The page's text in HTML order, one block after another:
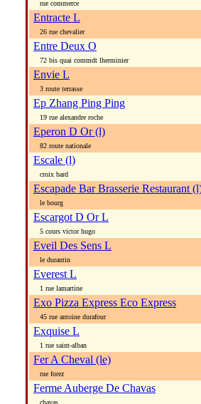
rue commerce
Entracte L
26 rue chevalier
Entre Deux O
72 bis quai commdt lherminier
Envie L
3 route terrasse
Ep Zhang Ping Ping
19 rue alexandre roche
Eperon D Or (l)
82 route nationale
Escale (l)
croix bard
Escapade Bar Brasserie Restaurant
le bourg
Escargot D Or L
5 cours victor hugo
Eveil Des Sens L
le durantin
Everest L
1 rue lamartine
Exo Pizza Express Eco Express
45 rue antoine durafour
Exquise L
1 rue saint-alban
Fer A Cheval (le)
rue forez
Ferme Auberge De Chavas
chavas